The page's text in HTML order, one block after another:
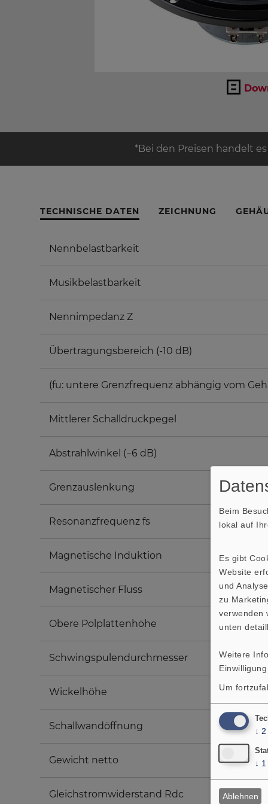
*Bei den Preisen handelt
TECHNISCHE DATEN ZEICHNUNG
Nennbelastbarkeit
Musikbelastbarkeit
Nennimpedanz Z
Übertragungsbereich (-10 dB)
(fu: untere Grenzfrequenz abhängig vom
Mittlerer Schalldruckpegel
Abstrahlwinkel (−6 dB)
Grenzauslenkung
Resonanzfrequenz fs
Magnetische Induktion
Magnetischer Fluss
Obere Polplattenhöhe
Schwingspulendurchmesser
Wickelhöhe
Schallwandöffnung
Gewicht netto
Gleichstromwiderstand Rdc
Beim
lokal auf
Es gibt
Website
und
zu
verwenden
unten
Weitere
Um
↓ 2
↓ 1
Ablehnen